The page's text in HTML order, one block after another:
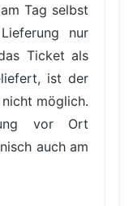
Tag selbst
nur
Ticket als
ist der
möglich.
vor Ort
auch am